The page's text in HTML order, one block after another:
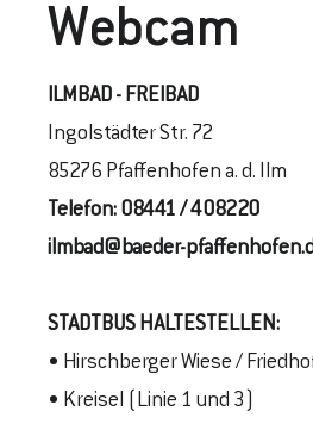
Webcam
ILMBAD - FREIBAD
Ingolstädter Str. 72
85276 Pfaffenhofen a. d. Ilm
Telefon: 08441 / 408220
ilmbad@baeder-
STADTBUS HALTESTELLEN:
• Hirschberger Wiese /
• Kreisel (Linie 1 und 3)